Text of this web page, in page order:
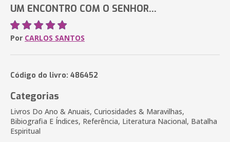
UM ENCONTRO COM O SENHOR...
Por CARLOS SANTOS
Código do livro: 486452
Categorias
Livros Do Ano & Anuais, Curiosidades & Maravilhas,
Bibiografia E Índices, Referência, Literatura Nacional, Batalha
Espiritual